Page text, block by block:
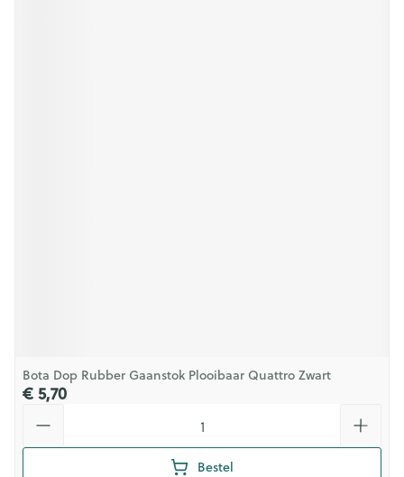
Bota Dop Rubber Gaanstok Plooibaar Quattro Zwart
€ 5,70
Bestel